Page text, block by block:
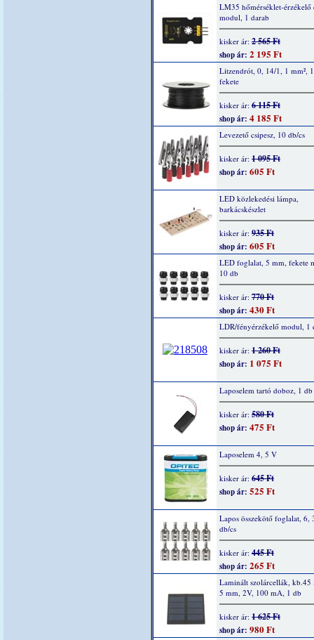
LM35 hőmérséklet-érzékelő
modul, 1 darab
kisker ár: 2 565 Ft
shop ár: 2 195 Ft
Litzendrót, 0, 14/1, 1 mm²,
fekete
kisker ár: 6 115 Ft
shop ár: 4 185 Ft
Levezető csipesz, 10 db/cs
kisker ár: 1 095 Ft
shop ár: 605 Ft
LED közlekedési lámpa,
barkácskészlet
kisker ár: 935 Ft
shop ár: 605 Ft
LED foglalat, 5 mm, fekete
10 db
kisker ár: 770 Ft
shop ár: 430 Ft
LDR/fényérzékelő modul, 1
kisker ár: 1 260 Ft
shop ár: 1 075 Ft
Laposelem tartó doboz, 1 db
kisker ár: 580 Ft
shop ár: 475 Ft
Laposelem 4, 5 V
kisker ár: 645 Ft
shop ár: 525 Ft
Lapos összekötő foglalat, 6,
db/cs
kisker ár: 445 Ft
shop ár: 265 Ft
Laminált szolárcellák,
5 mm, 2V, 100 mA, 1 db
kisker ár: 1 625 Ft
shop ár: 980 Ft